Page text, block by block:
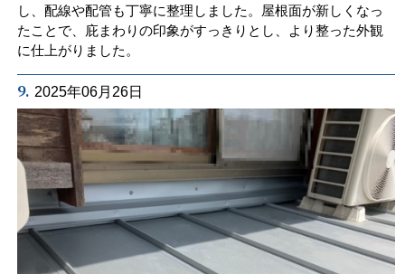
し、配線や配管も丁寧に整理しました。屋根面が新しくなっ
たことで、庇まわりの印象がすっきりとし、より整った外観
に仕上がりました。
9. 2025年06月26日